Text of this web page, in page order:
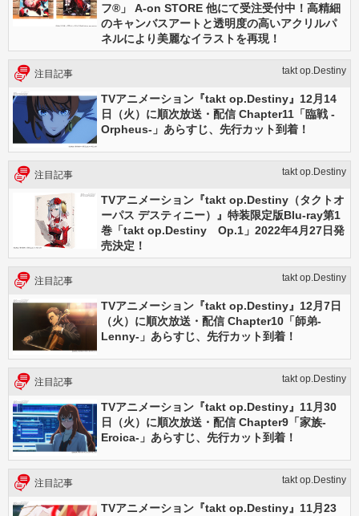
フ®」 A-on STORE 他にて受注受付中！高精細
のキャンバスアートと透明度の高いアクリルパ
ネルにより美麗なイラストを再現！
注目記事 takt op.Destiny
TVアニメーション『takt op.Destiny』12月14
日（火）に順次放送・配信 Chapter11「臨戦 -
Orpheus-」あらすじ、先行カット到着！
注目記事 takt op.Destiny
TVアニメーション『takt op.Destiny（タクトオ
ーパス デスティニー）』特装限定版Blu-ray第1
巻「takt op.Destiny Op.1」2022年4月27日発
売決定！
注目記事 takt op.Destiny
TVアニメーション『takt op.Destiny』12月7日
（火）に順次放送・配信 Chapter10「師弟-
Lenny-」あらすじ、先行カット到着！
注目記事 takt op.Destiny
TVアニメーション『takt op.Destiny』11月30
日（火）に順次放送・配信 Chapter9「家族-
Eroica-」あらすじ、先行カット到着！
注目記事 takt op.Destiny
TVアニメーション『takt op.Destiny』11月23